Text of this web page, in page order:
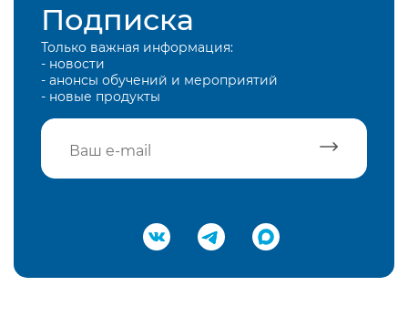
Подписка
Только важная информация:
- новости
- анонсы обучений и мероприятий
- новые продукты
Подтвердить e-mail